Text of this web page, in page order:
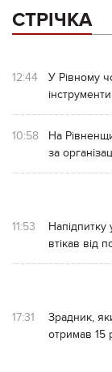
СТРІЧКА
12:44
У Рівному
інструменти
10:58
На
за
11:53
Напідпитку
втікав від
17:31
Зрадник,
отримав 15